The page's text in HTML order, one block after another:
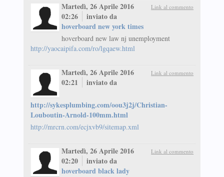
Link al commento
Martedì, 26 Aprile 2016
02:26
inviato da
hoverboard new york times
hoverboard new law nj unemployment
http://yaocaipifa.com/ro/lgqaew.html
Link al commento
Martedì, 26 Aprile 2016
02:21
inviato da
http://sykesplumbing.com/oou3j2j/Christian-
Louboutin-Arnold-100mm.html
http://mrcrn.com/ecjxvb9/sitemap.xml
Link al commento
Martedì, 26 Aprile 2016
02:20
inviato da
hoverboard black lady